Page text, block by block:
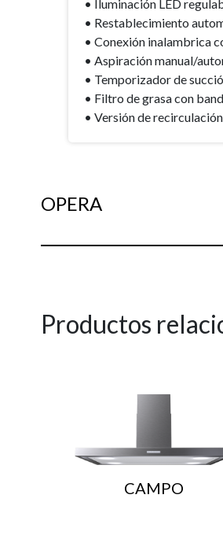
• Iluminación LED
• Restablecimiento
• Conexión inalambrica
• Aspiración manual/
• Temporizador de
• Filtro de grasa con
• Versión de
OPERA
Productos
CAMPO